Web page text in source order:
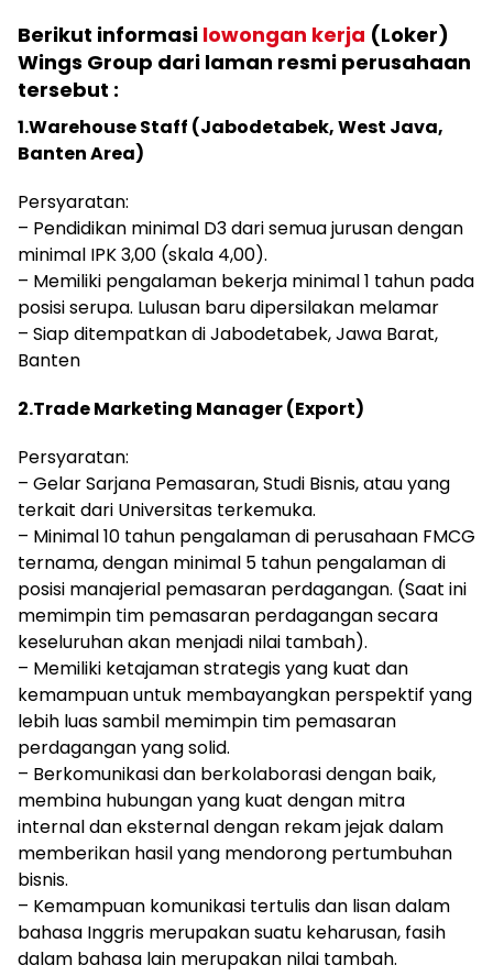
Berikut informasi lowongan kerja (Loker)
Wings Group dari laman resmi perusahaan
tersebut :
1.Warehouse Staff (Jabodetabek, West Java,
Banten Area)
Persyaratan:
– Pendidikan minimal D3 dari semua jurusan dengan
minimal IPK 3,00 (skala 4,00).
– Memiliki pengalaman bekerja minimal 1 tahun pada
posisi serupa. Lulusan baru dipersilakan melamar
– Siap ditempatkan di Jabodetabek, Jawa Barat,
Banten
2.Trade Marketing Manager (Export)
Persyaratan:
– Gelar Sarjana Pemasaran, Studi Bisnis, atau yang
terkait dari Universitas terkemuka.
– Minimal 10 tahun pengalaman di perusahaan FMCG
ternama, dengan minimal 5 tahun pengalaman di
posisi manajerial pemasaran perdagangan. (Saat ini
memimpin tim pemasaran perdagangan secara
keseluruhan akan menjadi nilai tambah).
– Memiliki ketajaman strategis yang kuat dan
kemampuan untuk membayangkan perspektif yang
lebih luas sambil memimpin tim pemasaran
perdagangan yang solid.
– Berkomunikasi dan berkolaborasi dengan baik,
membina hubungan yang kuat dengan mitra
internal dan eksternal dengan rekam jejak dalam
memberikan hasil yang mendorong pertumbuhan
bisnis.
– Kemampuan komunikasi tertulis dan lisan dalam
bahasa Inggris merupakan suatu keharusan, fasih
dalam bahasa lain merupakan nilai tambah.